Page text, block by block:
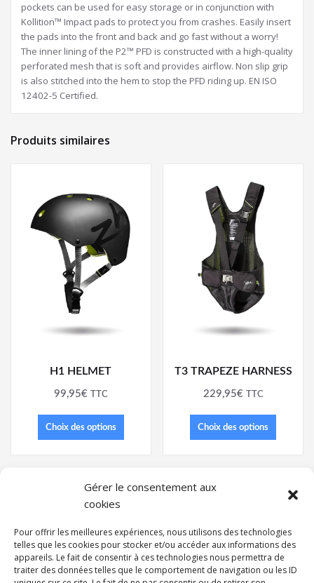
Gérer le consentement aux
cookies
Pour offrir les meilleures expériences, nous utilisons des technologies
telles que les cookies pour stocker et/ou accéder aux informations des
appareils. Le fait de consentir à ces technologies nous permettra de
traiter des données telles que le comportement de navigation ou les ID
pockets can be used for easy storage or in conjunction with
Kollition™ Impact pads to protect you from crashes. Easily insert
the pads into the front and back and go fast without a worry!
The inner lining of the P2™ PFD is constructed with a high-quality
perforated mesh that is soft and provides airflow. Non slip grip
is also stitched into the hem to stop the PFD riding up. EN ISO
12402-5 Certified.
Produits similaires
H1 HELMET
99,95€ TTC
Choix des options
T3 TRAPEZE HARNESS
229,95€ TTC
Choix des options